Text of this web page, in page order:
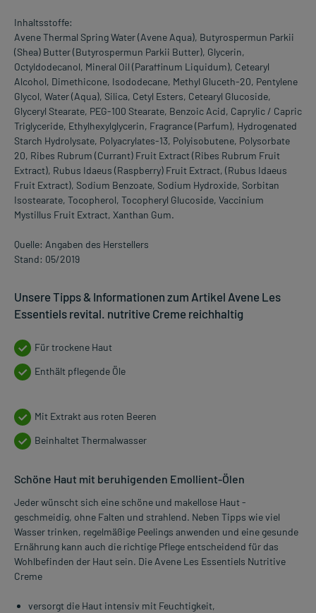
Inhaltsstoffe:
Avene Thermal Spring Water (Avene Aqua), Butyrospermun Parkii
(Shea) Butter (Butyrospermun Parkii Butter), Glycerin,
Octyldodecanol, Mineral Oil (Paraffinum Liquidum), Cetearyl
Alcohol, Dimethicone, Isododecane, Methyl Gluceth-20, Pentylene
Glycol, Water (Aqua), Silica, Cetyl Esters, Cetearyl Glucoside,
Glyceryl Stearate, PEG-100 Stearate, Benzoic Acid, Caprylic / Capric
Triglyceride, Ethylhexylglycerin, Fragrance (Parfum), Hydrogenated
Starch Hydrolysate, Polyacrylates-13, Polyisobutene, Polysorbate
20, Ribes Rubrum (Currant) Fruit Extract (Ribes Rubrum Fruit
Extract), Rubus Idaeus (Raspberry) Fruit Extract, (Rubus Idaeus
Fruit Extract), Sodium Benzoate, Sodium Hydroxide, Sorbitan
Isostearate, Tocopherol, Tocopheryl Glucoside, Vaccinium
Mystillus Fruit Extract, Xanthan Gum.
Quelle: Angaben des Herstellers
Stand: 05/2019
Unsere Tipps & Informationen zum Artikel Avene Les
Essentiels revital. nutritive Creme reichhaltig
Für trockene Haut
Enthält pflegende Öle
Mit Extrakt aus roten Beeren
Beinhaltet Thermalwasser
Schöne Haut mit beruhigenden Emollient-Ölen
Jeder wünscht sich eine schöne und makellose Haut -
geschmeidig, ohne Falten und strahlend. Neben Tipps wie viel
Wasser trinken, regelmäßige Peelings anwenden und eine gesunde
Ernährung kann auch die richtige Pflege entscheidend für das
Wohlbefinden der Haut sein. Die Avene Les Essentiels Nutritive
Creme
versorgt die Haut intensiv mit Feuchtigkeit,